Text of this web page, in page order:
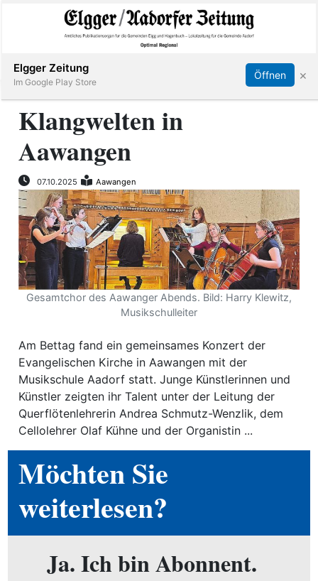
Elgg
Aadorf
Hagenbuch
E-
Paper
Abonnieren Online Anmelden Anmelden
Klangwelten in
Aawangen
07.10.2025 Aawangen
Gesamtchor des Aawanger Abends. Bild: Harry Klewitz,
Musikschulleiter
Am Bettag fand ein gemeinsames Konzert der
Evangelischen Kirche in Aawangen mit der
Musikschule Aadorf statt. Junge Künstlerinnen und
Künstler zeigten ihr Talent unter der Leitung der
Querflötenlehrerin Andrea Schmutz-Wenzlik, dem
Cellolehrer Olaf Kühne und der Organistin ...
Möchten Sie
weiterlesen?
Ja. Ich bin Abonnent.
Elgger Zeitung
Im Google Play Store
Öffnen ×